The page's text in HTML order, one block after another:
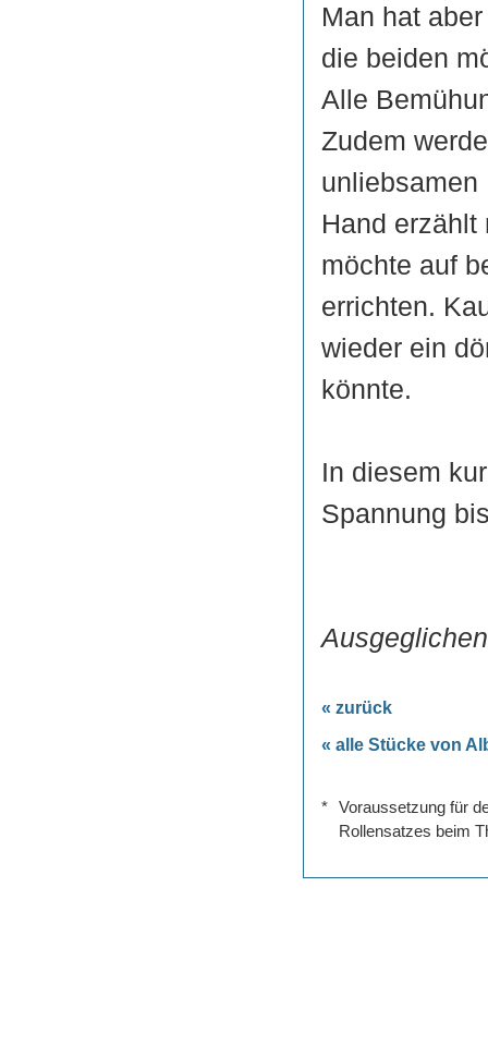
Man hat
die beiden
Alle
Zudem
unliebsamen
Hand
möchte auf
errichten.
wieder ein
könnte.
In diesem
Spannung
« zurück
« alle Stücke von
*
Voraussetzung für
Rollensatzes beim